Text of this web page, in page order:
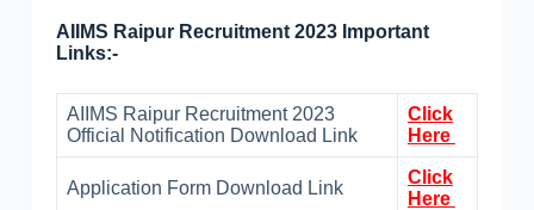
AIIMS Raipur Recruitment 2023 Important
Links:-
AIIMS Raipur Recruitment 2023
Official Notification Download Link
Click
Here
Application Form Download Link
Click
Here